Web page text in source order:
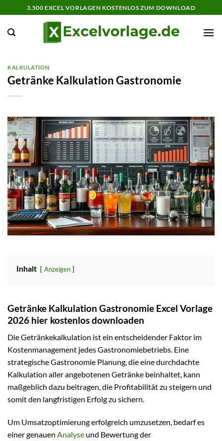
Inhalt
springen
3.500 EXCEL VORLAGEN KOSTENLOS ZUM DOWNLOAD
KALKULATION
Getränke Kalkulation Gastronomie
Inhalt Anzeigen
Getränke Kalkulation Gastronomie Excel Vorlage
2026 hier kostenlos downloaden
Die Getränkekalkulation ist ein entscheidender Faktor im
Kostenmanagement jedes Gastronomiebetriebs. Eine
strategische Gastronomie Planung, die eine durchdachte
Kalkulation aller angebotenen Getränke beinhaltet, kann
maßgeblich dazu beitragen, die Profitabilität zu steigern und
somit den langfristigen Erfolg zu sichern.
Um Umsatzoptimierung erfolgreich umzusetzen, bedarf es
einer genauen Analyse und Bewertung der